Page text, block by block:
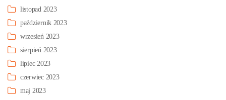
listopad 2023
październik 2023
wrzesień 2023
sierpień 2023
lipiec 2023
czerwiec 2023
maj 2023